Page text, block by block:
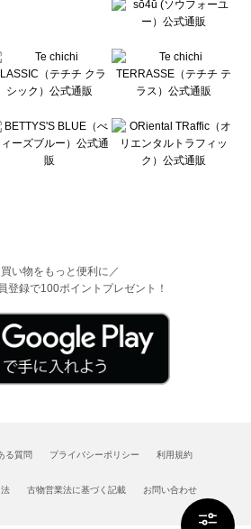
い物をもっと便利に／
登録で100ポイントプレゼント！
る質問 プライバシーポリシー 利用規約
古物営業法に基づく記載 お問い合わせ